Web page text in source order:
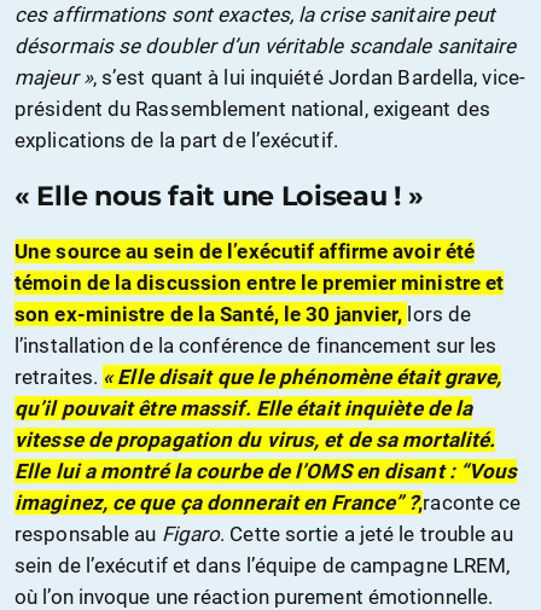
ces affirmations sont exactes, la crise sanitaire peut
désormais se doubler d’un véritable scandale sanitaire
majeur », s’est quant à lui inquiété Jordan Bardella, vice-
président du Rassemblement national, exigeant des
explications de la part de l’exécutif.
« Elle nous fait une Loiseau ! »
Une source au sein de l’exécutif affirme avoir été
témoin de la discussion entre le premier ministre et
son ex-ministre de la Santé, le 30 janvier, lors de
l’installation de la conférence de financement sur les
retraites. « Elle disait que le phénomène était grave,
qu’il pouvait être massif. Elle était inquiète de la
vitesse de propagation du virus, et de sa mortalité.
Elle lui a montré la courbe de l’OMS en disant : “Vous
imaginez, ce que ça donnerait en France” ?,raconte ce
responsable au Figaro. Cette sortie a jeté le trouble au
sein de l’exécutif et dans l’équipe de campagne LREM,
où l’on invoque une réaction purement émotionnelle.